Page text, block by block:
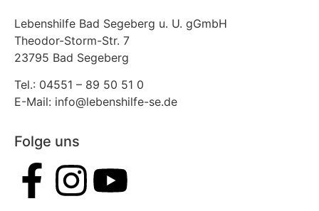
Lebenshilfe Bad Segeberg u. U. gGmbH
Theodor-Storm-Str. 7
23795 Bad Segeberg
Tel.: 04551 – 89 50 51 0
E-Mail: info@lebenshilfe-se.de
Folge uns